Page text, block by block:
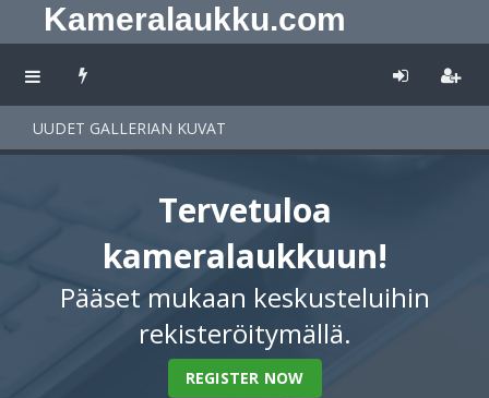
Kameralaukku.com
UUDET GALLERIAN KUVAT
Tervetuloa
kameralaukkuun!
Pääset mukaan keskusteluihin
rekisteröitymällä.
REGISTER NOW